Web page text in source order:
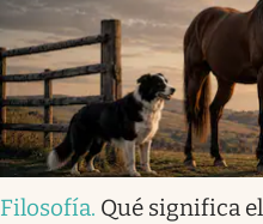
Filosofía. Qué significa